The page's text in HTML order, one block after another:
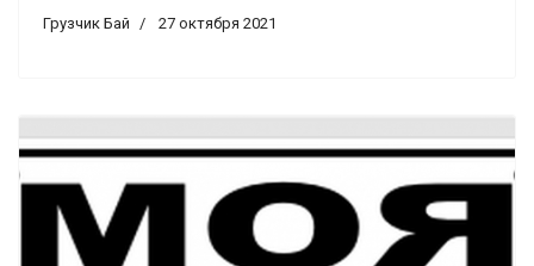
Грузчик Бай 27 октября 2021